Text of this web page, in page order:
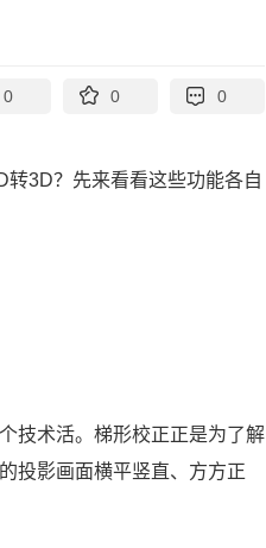
0 0 0
3D？先来看看这些功能各自
技术活。梯形校正正是为了解
投影画面横平竖直、方方正